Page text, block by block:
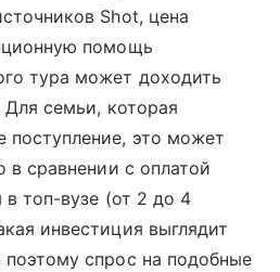
Shot, цена
помощь
тура может доходить
семьи, которая
поступление, это может
в сравнении с оплатой
в топ-вузе (от 2 до 4
инвестиция выглядит
спрос на подобные